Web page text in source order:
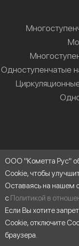
Одноступенчатые
ООО "Кометта Рус"
Cookie, чтобы
Оставаясь на нашем
с Политикой в
Если Вы хотите
Cookie, отключите
браузера.